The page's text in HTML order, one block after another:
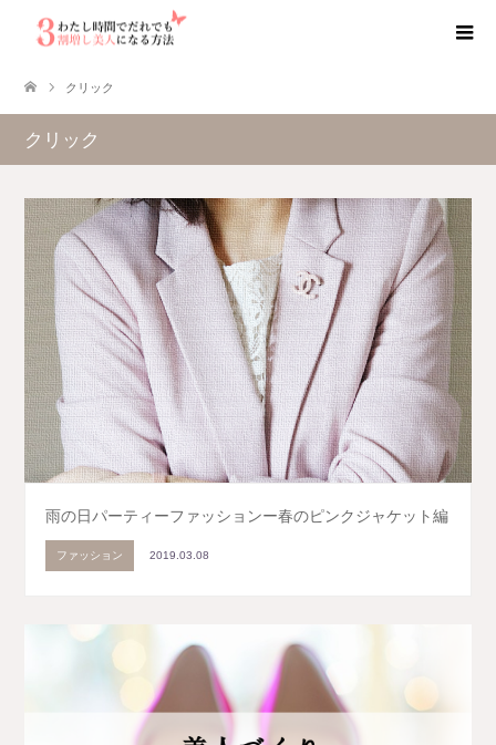
クリック
クリック
雨の日パーティーファッションー春のピンクジャケット編
ファッション 2019.03.08